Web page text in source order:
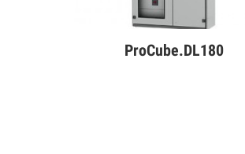
Дэлгэрэнгүй
ProCube.DL180